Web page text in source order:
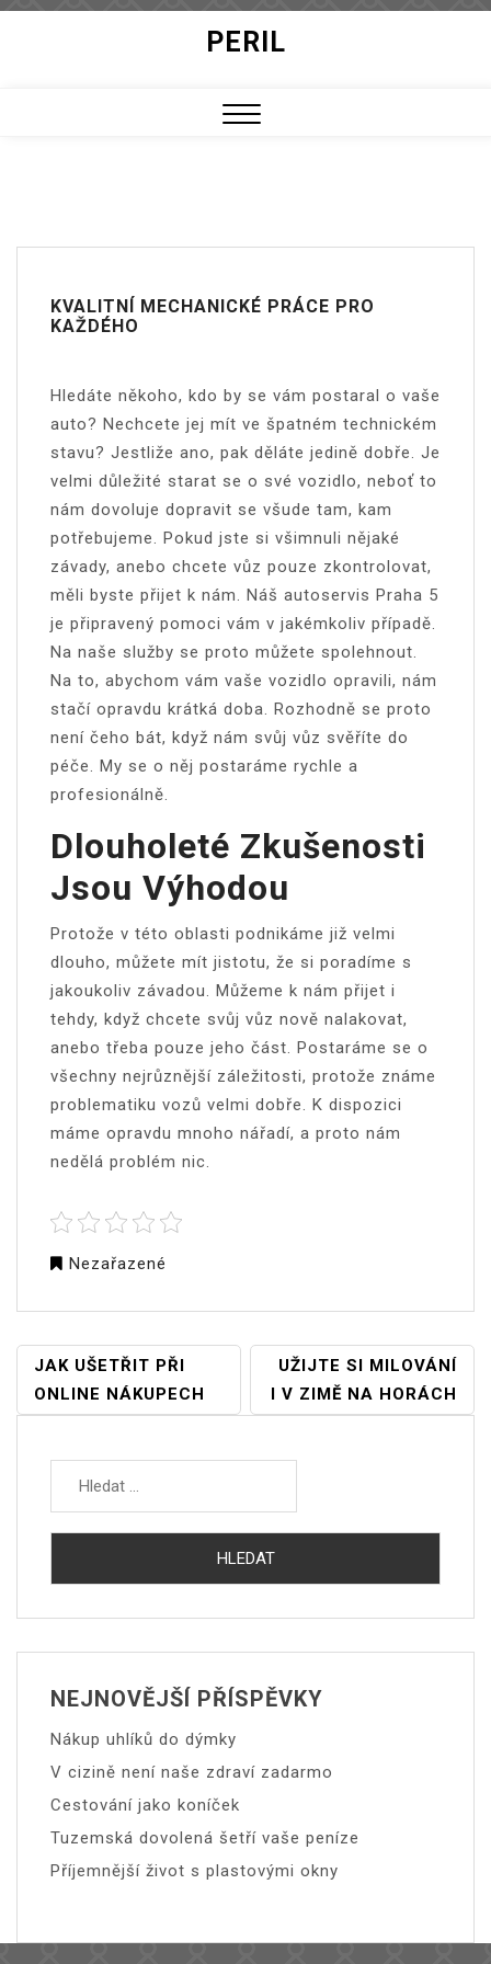
PERIL
KVALITNÍ MECHANICKÉ PRÁCE PRO
KAŽDÉHO
Hledáte někoho, kdo by se vám postaral o vaše
auto? Nechcete jej mít ve špatném technickém
stavu? Jestliže ano, pak děláte jedině dobře. Je
velmi důležité starat se o své vozidlo, neboť to
nám dovoluje dopravit se všude tam, kam
potřebujeme. Pokud jste si všimnuli nějaké
závady, anebo chcete vůz pouze zkontrolovat,
měli byste přijet k nám. Náš autoservis Praha 5
je připravený pomoci vám v jakémkoliv případě.
Na naše služby se proto můžete spolehnout.
Na to, abychom vám vaše vozidlo opravili, nám
stačí opravdu krátká doba. Rozhodně se proto
není čeho bát, když nám svůj vůz svěříte do
péče. My se o něj postaráme rychle a
profesionálně.
Dlouholeté Zkušenosti
Jsou Výhodou
Protože v této oblasti podnikáme již velmi
dlouho, můžete mít jistotu, že si poradíme s
jakoukoliv závadou. Můžeme k nám přijet i
tehdy, když chcete svůj vůz nově nalakovat,
anebo třeba pouze jeho část. Postaráme se o
všechny nejrůznější záležitosti, protože známe
problematiku vozů velmi dobře. K dispozici
máme opravdu mnoho nářadí, a proto nám
nedělá problém nic.
Nezařazené
NAVIGACE
PRO
PŘÍSPĚVEK
JAK UŠETŘIT PŘI
ONLINE NÁKUPECH
UŽIJTE SI MILOVÁNÍ
I V ZIMĚ NA HORÁCH
Vyhledávání
NEJNOVĚJŠÍ PŘÍSPĚVKY
Nákup uhlíků do dýmky
V cizině není naše zdraví zadarmo
Cestování jako koníček
Tuzemská dovolená šetří vaše peníze
Příjemnější život s plastovými okny